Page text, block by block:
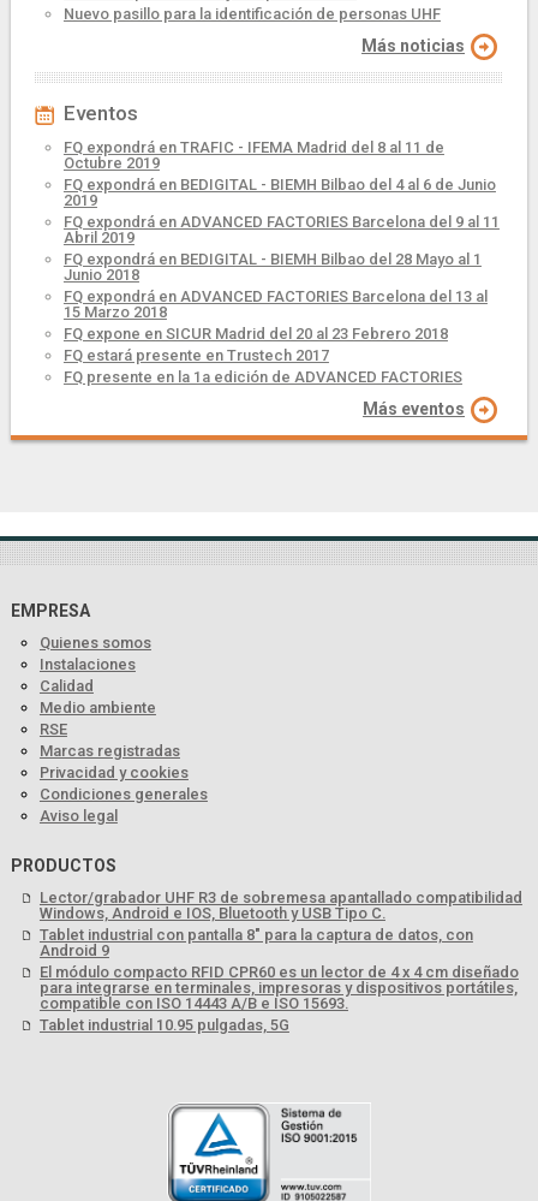
Nuevo pasillo para la identificación de personas UHF
Más noticias
Eventos
FQ expondrá en TRAFIC - IFEMA Madrid del 8 al 11 de
Octubre 2019
FQ expondrá en BEDIGITAL - BIEMH Bilbao del 4 al 6 de Junio
2019
FQ expondrá en ADVANCED FACTORIES Barcelona del 9 al 11
Abril 2019
FQ expondrá en BEDIGITAL - BIEMH Bilbao del 28 Mayo al 1
Junio 2018
FQ expondrá en ADVANCED FACTORIES Barcelona del 13 al
15 Marzo 2018
FQ expone en SICUR Madrid del 20 al 23 Febrero 2018
FQ estará presente en Trustech 2017
FQ presente en la 1a edición de ADVANCED FACTORIES
Más eventos
EMPRESA
Quienes somos
Instalaciones
Calidad
Medio ambiente
RSE
Marcas registradas
Privacidad y cookies
Condiciones generales
Aviso legal
PRODUCTOS
Lector/grabador UHF R3 de sobremesa apantallado compatibilidad
Windows, Android e IOS, Bluetooth y USB Tipo C.
Tablet industrial con pantalla 8" para la captura de datos, con
Android 9
El módulo compacto RFID CPR60 es un lector de 4 x 4 cm diseñado
para integrarse en terminales, impresoras y dispositivos portátiles,
compatible con ISO 14443 A/B e ISO 15693.
Tablet industrial 10.95 pulgadas, 5G